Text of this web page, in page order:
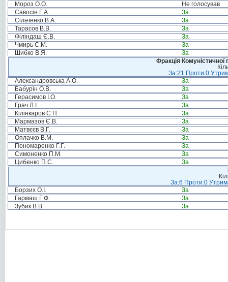
Мороз О.О.
Не голосував
Савосін Г.А.
За
Сільченко В.А.
За
Тарасов В.В.
За
Філіндаш Є.В.
За
Чмирь С.М.
За
Шибко В.Я.
За
Фракція Комуністичної
За:21 Проти:0
Александровська А.О.
За
Бабурін О.В.
За
Герасимов І.О.
За
Грач Л.І.
За
Кілінкаров С.П.
За
Мармазов Є.В.
За
Матвєєв В.Г.
За
Оплачко В.М.
За
Пономаренко Г.Г.
За
Симоненко П.М.
За
Цибенко П.С.
За
За:6 Проти:0
Борзих О.І.
За
Гармаш Г.Ф.
За
Зубик В.В.
За